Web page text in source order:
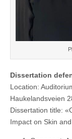
Dissertation
Location:
Haukelandsveien
Dissertation title:
Impact on Skin